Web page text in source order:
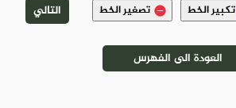
تكبير الخط تصغير الخط التالي
العودة الى الفهرس